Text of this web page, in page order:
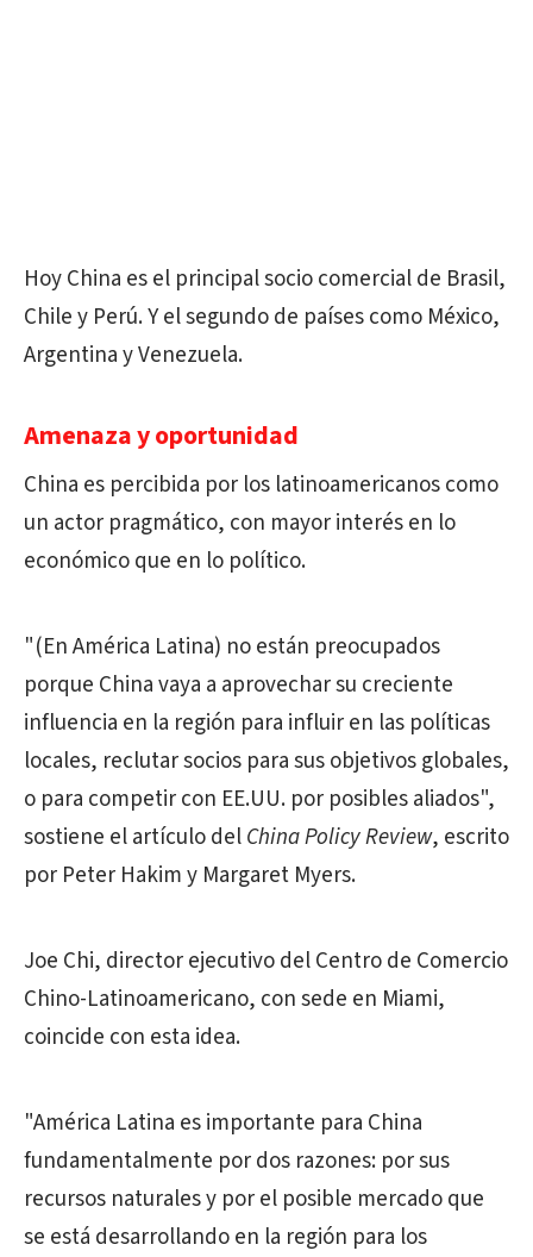
Hoy China es el principal socio comercial de Brasil,
Chile y Perú. Y el segundo de países como México,
Argentina y Venezuela.
Amenaza y oportunidad
China es percibida por los latinoamericanos como
un actor pragmático, con mayor interés en lo
económico que en lo político.
"(En América Latina) no están preocupados
porque China vaya a aprovechar su creciente
influencia en la región para influir en las políticas
locales, reclutar socios para sus objetivos globales,
o para competir con EE.UU. por posibles aliados",
sostiene el artículo delChina Policy Review, escrito
por Peter Hakim y Margaret Myers.
Joe Chi, director ejecutivo del Centro de Comercio
Chino-Latinoamericano, con sede en Miami,
coincide con esta idea.
"América Latina es importante para China
fundamentalmente por dos razones: por sus
recursos naturales y por el posible mercado que
se está desarrollando en la región para los